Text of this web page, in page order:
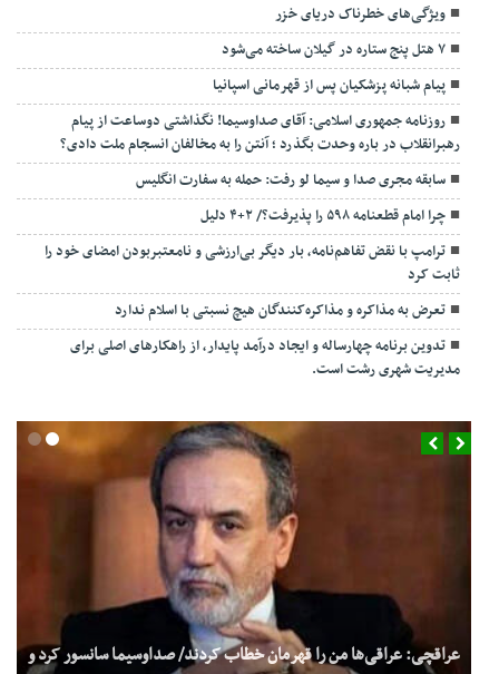
ویژگی‌های خطرناک دریای خزر
۷ هتل پنج ستاره در گیلان ساخته می‌شود
پیام شبانه پزشکیان پس از قهرمانی اسپانیا
روزنامه جمهوری اسلامی: آقای صداوسیما! نگذاشتی دوساعت از پیام
رهبرانقلاب در باره وحدت بگذرد ؛ آنتن را به مخالفان انسجام ملت دادی؟
سابقه مجری صدا و سیما لو رفت: حمله به سفارت انگلیس
چرا امام قطعنامه ۵۹۸ را پذیرفت؟/ ۲+۴ دلیل
ترامپ با نقض تفاهم‌نامه، بار دیگر بی‌ارزشی و نامعتبربودن امضای خود را
ثابت کرد
تعرض به مذاکره و مذاکره‌کنندگان هیچ نسبتی با اسلام ندارد
تدوین برنامه چهارساله و ایجاد درآمد پایدار، از راهکارهای اصلی برای
مدیریت شهری رشت است.